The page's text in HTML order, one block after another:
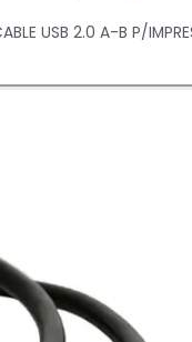
USB 2.0 A-B P/